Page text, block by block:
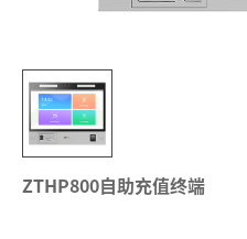
ZTHP800自助充值终端